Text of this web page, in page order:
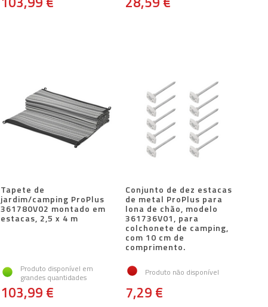
Tapete de
jardim/camping ProPlus
361780V02 montado em
estacas, 2,5 x 4 m
Produto disponível em
grandes quantidades
103,99 €
Conjunto de dez estacas
de metal ProPlus para
lona de chão, modelo
361736V01, para
colchonete de camping,
com 10 cm de
comprimento.
Produto não disponível
7,29 €